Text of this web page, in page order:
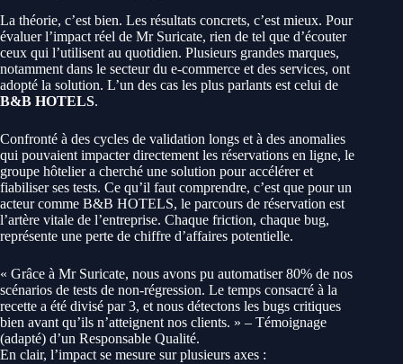
La théorie, c’est bien. Les résultats concrets, c’est mieux. Pour
évaluer l’impact réel de Mr Suricate, rien de tel que d’écouter
ceux qui l’utilisent au quotidien. Plusieurs grandes marques,
notamment dans le secteur du e-commerce et des services, ont
adopté la solution. L’un des cas les plus parlants est celui de
B&B HOTELS.
Confronté à des cycles de validation longs et à des anomalies
qui pouvaient impacter directement les réservations en ligne, le
groupe hôtelier a cherché une solution pour accélérer et
fiabiliser ses tests. Ce qu’il faut comprendre, c’est que pour un
acteur comme B&B HOTELS, le parcours de réservation est
l’artère vitale de l’entreprise. Chaque friction, chaque bug,
représente une perte de chiffre d’affaires potentielle.
« Grâce à Mr Suricate, nous avons pu automatiser 80% de nos
scénarios de tests de non-régression. Le temps consacré à la
recette a été divisé par 3, et nous détectons les bugs critiques
bien avant qu’ils n’atteignent nos clients. » – Témoignage
(adapté) d’un Responsable Qualité.
En clair, l’impact se mesure sur plusieurs axes :